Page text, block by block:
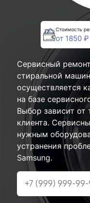
Стоимость
от 1850 ₽
Сервисный
стиральной
осуществляется
на базе
Выбор зависит от
клиента.
нужным
устранения
Samsung.